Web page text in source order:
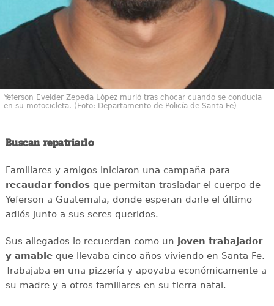
Yeferson Evelder Zepeda López murió tras chocar cuando se conducía
en su motocicleta. (Foto: Departamento de Policía de Santa Fe)
Buscan repatriarlo
Familiares y amigos iniciaron una campaña para
recaudar fondosque permitan trasladar el cuerpo de
Yeferson a Guatemala, donde esperan darle el último
adiós junto a sus seres queridos.
Sus allegados lo recuerdan como un joven trabajador
y amableque llevaba cinco años viviendo en Santa Fe.
Trabajaba en una pizzería y apoyaba económicamente a
su madre y a otros familiares en su tierra natal.